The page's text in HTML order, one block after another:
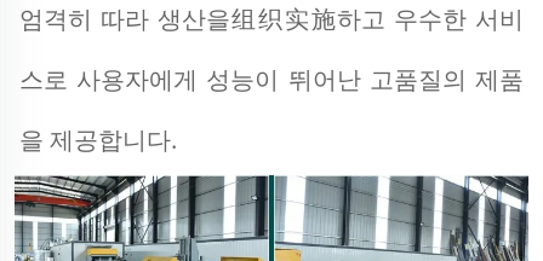
엄격히 따라 생산을组织实施하고 우수한 서비
스로 사용자에게 성능이 뛰어난 고품질의 제품
을 제공합니다.